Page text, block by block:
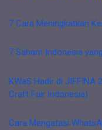
7 Cara Meningkatkan
7 Saham Indonesia
KWaS Hadir di JIFFINA
Craft Fair Indonesia)
Cara Mengatasi